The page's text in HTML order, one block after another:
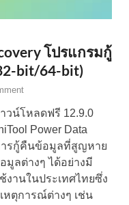
โปรแกรมกู้
bit/64-bit)
าวน์โหลดฟรี 12.9.0
Power Data
ารกู้คืนข้อมูลที่สูญหาย
มูลต่างๆ ได้อย่างมี
งานในประเทศไทยซึ่ง
หตุการณ์ต่างๆ เช่น